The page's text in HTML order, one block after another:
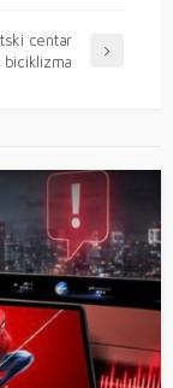
centar
biciklizma